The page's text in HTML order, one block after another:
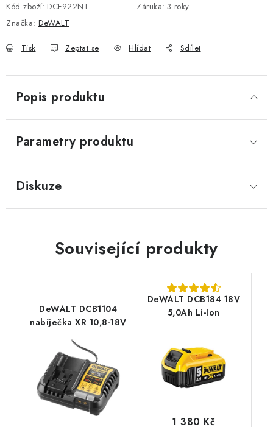
Kód zboží: DCF922NT Záruka: 3 roky
Značka: DeWALT
Tisk Zeptat se Hlídat Sdílet
Popis produktu
Parametry produktu
Diskuze
Související produkty
DeWALT DCB1104
nabíječka XR 10,8-18V
DeWALT DCB184 18V
5,0Ah Li-Ion
1 380 Kč